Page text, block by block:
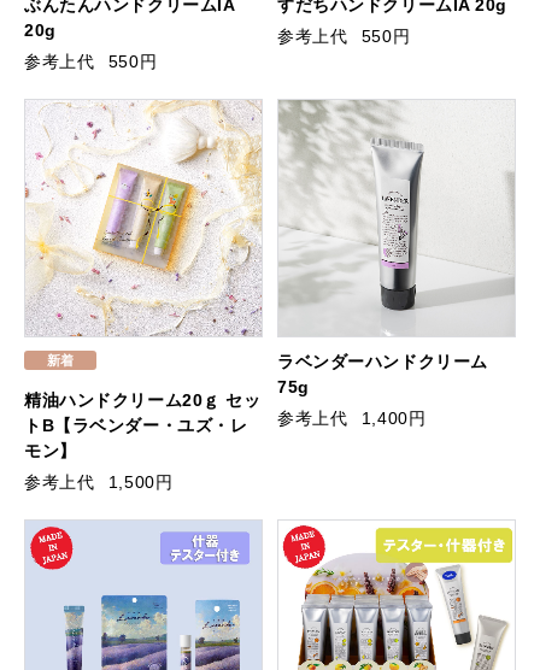
ぶんたんハンドクリームIA
20g
参考上代
550円
すだちハンドクリームIA 20g
参考上代
550円
精油ハンドクリーム20ｇ セッ
トB【ラベンダー・ユズ・レ
モン】
参考上代
1,500円
ラベンダーハンドクリーム
75g
参考上代
1,400円